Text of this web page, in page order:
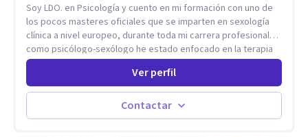
Soy LDO. en Psicología y cuento en mi formación con uno de
los pocos masteres oficiales que se imparten en sexología
clínica a nivel europeo, durante toda mi carrera profesional
como psicólogo-sexólogo he estado enfocado en la terapia
sexual desde una perspectiva multidisciplinar BIO-PSICO-
SOCIAL ya que aunque las bases de mi trabajo son
psicológicas, si no se tienen en consideración otros factores
la terapia puede no funcionar al tener una visión demasiado
simplista, excluyendo de antemano otros factores que
Ver perfil
Contactar